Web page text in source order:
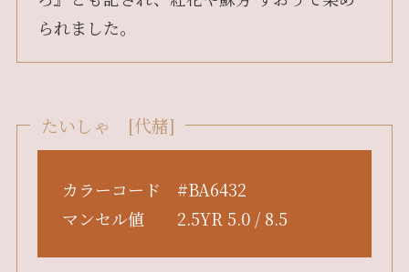
られました。
たいしゃ [代赭]
カラーコード #BA6432
マンセル値 2.5YR 5.0 / 8.5